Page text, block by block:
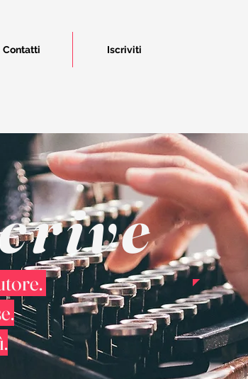
Contatti Iscriviti